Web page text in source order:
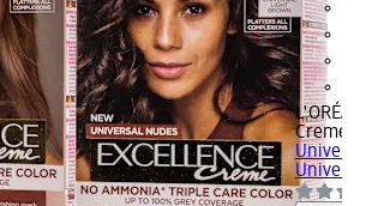
L'ORÉAL
Creme